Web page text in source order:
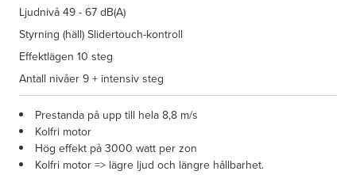
Ljudnivå49 - 67 dB(A)
Styrning (häll)Slidertouch-kontroll
Effektlägen 10 steg
Antall nivåer9 + intensiv steg
Prestanda på upp till hela 8,8 m/s
Kolfri motor
Hög effekt på 3000 watt per zon
Kolfri motor => lägre ljud och längre hållbarhet.